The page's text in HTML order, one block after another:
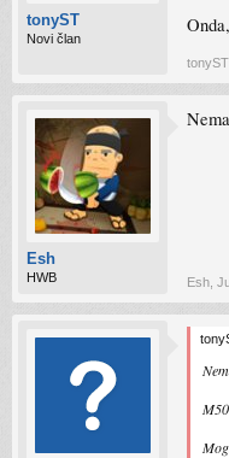
tonyST
Novi član
tonyST
Esh
HWB Esh